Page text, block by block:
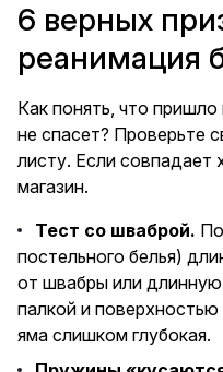
6 верных
реанимация
Как понять, что
не спасет? Проверьте
листу. Если совпадает
магазин.
Тест со шваброй.
постельного белья)
от швабры или
палкой и
яма слишком глубокая.